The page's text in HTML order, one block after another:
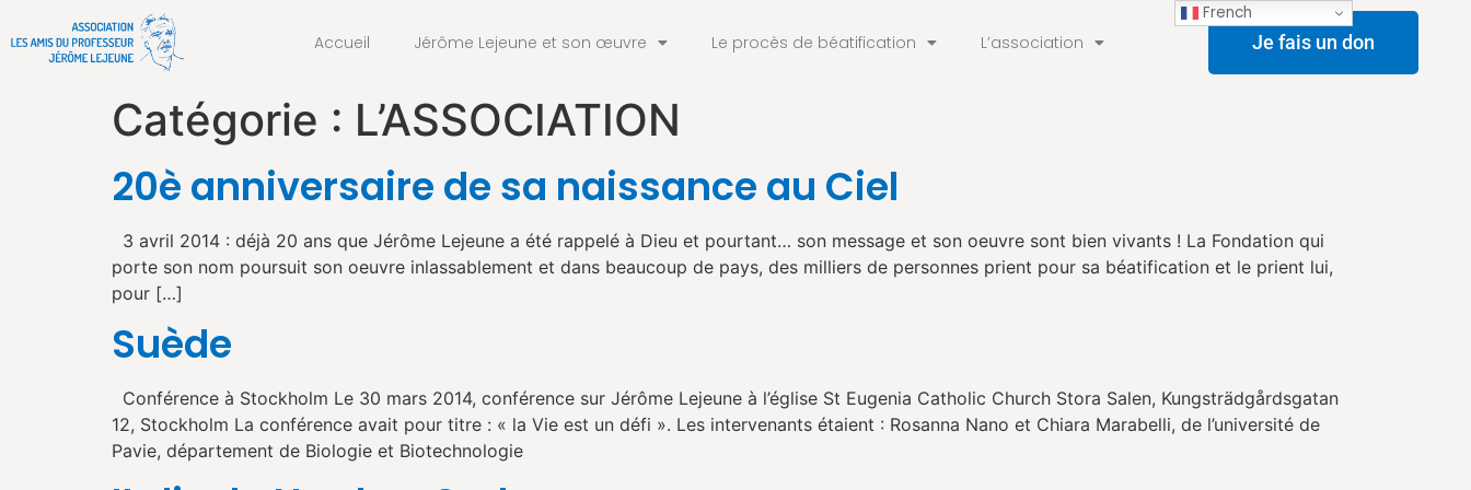
Accueil Jérôme Lejeune et son œuvre Le procès de béatification L’association Je fais un don
Catégorie : L’ASSOCIATION
20è anniversaire de sa naissance au Ciel
3 avril 2014 : déjà 20 ans que Jérôme Lejeune a été rappelé à Dieu et pourtant… son message et son oeuvre sont bien vivants ! La Fondation qui
porte son nom poursuit son oeuvre inlassablement et dans beaucoup de pays, des milliers de personnes prient pour sa béatification et le prient lui,
pour […]
Suède
Conférence à Stockholm Le 30 mars 2014, conférence sur Jérôme Lejeune à l’église St Eugenia Catholic Church Stora Salen, Kungsträdgårdsgatan
12, Stockholm La conférence avait pour titre : « la Vie est un défi ». Les intervenants étaient : Rosanna Nano et Chiara Marabelli, de l’université de
Pavie, département de Biologie et Biotechnologie
French